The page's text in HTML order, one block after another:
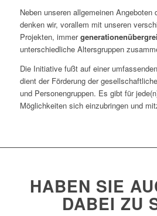
Neben unseren allgemeinen
denken wir, vorallem mit unseren
Projekten, immer
unterschiedliche Altersgruppen
Die Initiative fußt auf einer umfassenden
dient der Förderung der
und Personengruppen. Es gibt für
Möglichkeiten sich einzubringen und
HABEN SIE
DABEI ZU